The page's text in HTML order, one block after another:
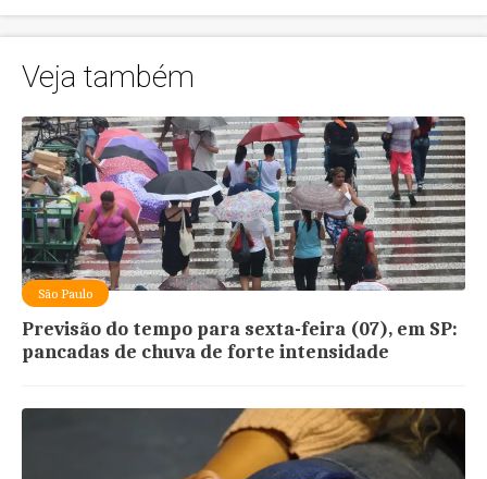
Veja também
São Paulo
Previsão do tempo para sexta-feira (07), em SP:
pancadas de chuva de forte intensidade